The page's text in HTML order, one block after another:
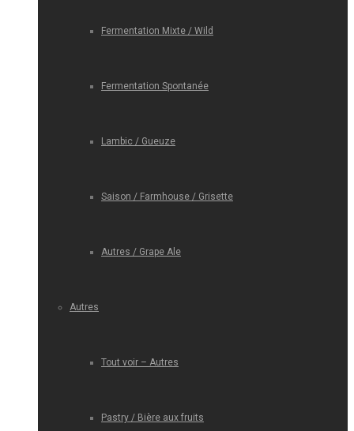
Fermentation Mixte / Wild
Fermentation Spontanée
Lambic / Gueuze
Saison / Farmhouse / Grisette
Autres / Grape Ale
Autres
Tout voir – Autres
Pastry / Bière aux fruits